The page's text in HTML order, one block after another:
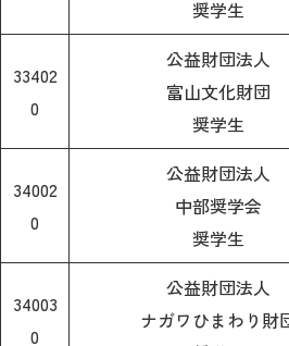
奨学生
33402
0
公益財団法人
富山文化財団
奨学生
34002
0
公益財団法人
中部奨学会
奨学生
34003
0
公益財団法人
ナガワひまわり財